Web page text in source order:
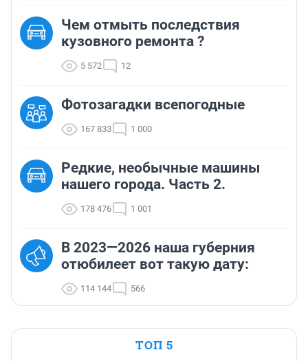
Чем отмыть последствия
кузовного ремонта ?
5 572 12
Фотозагадки всепогодные
167 833 1 000
Редкие, необычные машины
нашего города. Часть 2.
178 476 1 001
В 2023—2026 наша губерния
отюбилеет вот такую дату:
114 144 566
ТОП 5